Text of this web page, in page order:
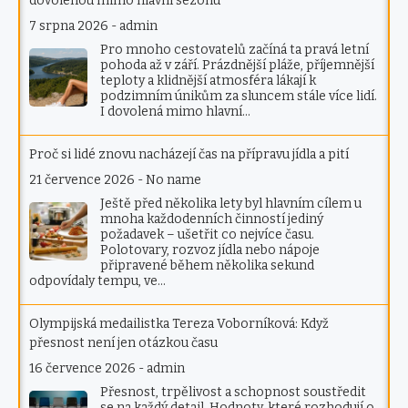
7 srpna 2026 - admin
Pro mnoho cestovatelů začíná ta pravá letní
pohoda až v září. Prázdnější pláže, příjemnější
teploty a klidnější atmosféra lákají k
podzimním únikům za sluncem stále více lidí.
I dovolená mimo hlavní…
Proč si lidé znovu nacházejí čas na přípravu jídla a pití
21 července 2026 -No name
Ještě před několika lety byl hlavním cílem u
mnoha každodenních činností jediný
požadavek – ušetřit co nejvíce času.
Polotovary, rozvoz jídla nebo nápoje
připravené během několika sekund
odpovídaly tempu, ve…
Olympijská medailistka Tereza Voborníková: Když
přesnost není jen otázkou času
16 července 2026 - admin
Přesnost, trpělivost a schopnost soustředit